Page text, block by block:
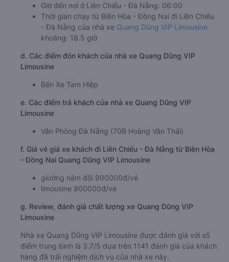
Giờ đến nơi ở Liên Chiểu - Đà Nẵng: 06:00
Thời gian chạy từ Biên Hòa - Đồng Nai đi Liên Chiểu
- Đà Nẵng của nhà xe Quang Dũng VIP Limousine
khoảng: 18.5 giờ
d. Các điểm đón khách của nhà xe Quang Dũng VIP
Limousine
Bến Xe Tam Hiệp
e. Các điểm trả khách của nhà xe Quang Dũng VIP
Limousine
Văn Phòng Đà Nẵng (70B Hoàng Văn Thái)
f. Giá vé giá xe khách đi Liên Chiểu - Đà Nẵng từ Biên Hòa
- Đồng Nai Quang Dũng VIP Limousine
giường nằm đôi 900000đ/vé
limousine 900000đ/vé
g. Review, đánh giá chất lượng xe Quang Dũng VIP
Limousine
Nhà xe Quang Dũng VIP Limousine được đánh giá với số
điểm trung bình là 3.7/5 dựa trên 1141 đánh giá của khách
hàng đã trải nghiệm dịch vụ của nhà xe này.